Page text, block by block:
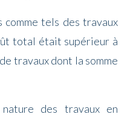
tels des travaux
total était supérieur à
travaux dont la somme
des travaux en